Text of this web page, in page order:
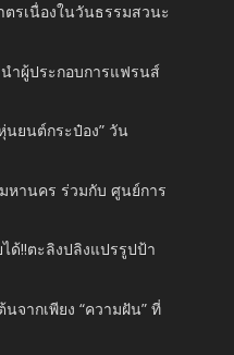
รเนื่องในวันธรรมสวนะ
ำผู้ประกอบการแฟรนส์
นยนต์กระป๋อง” วัน
หานคร ร่วมกับ ศูนย์การ
ได้!!ตะลิงปลิงแปรรูปป้า
จากเพียง “ความฝัน” ที่